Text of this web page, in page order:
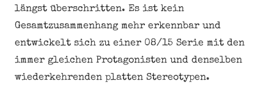
längst überschritten. Es ist kein
Gesamtzusammenhang mehr erkennbar und
entwickelt sich zu einer 08/15 Serie mit den
immer gleichen Protagonisten und denselben
wiederkehrenden platten Stereotypen.